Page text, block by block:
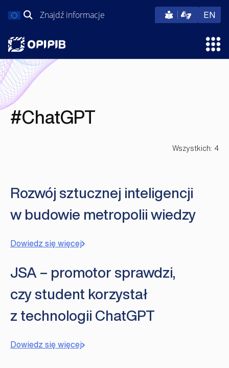
do
Szukaj: EN
#ChatGPT
Wszystkich: 4
Rozwój sztucznej inteligencji
w budowie metropolii wiedzy
Dowiedz się więcej
JSA – promotor sprawdzi,
czy student korzystał
z technologii ChatGPT
Dowiedz się więcej